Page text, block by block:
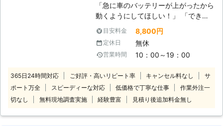
できます 車のバッテリーが上がって
しまったことに気づくのは、車を運転
しようとしたけれどうんともすんとも
動かないときです。実際に運転をしよ
うとしたその瞬間に気が付くので、時
間的に余裕がないことも多いでしょ
社クイックキャット」の出番です！弊
社は、24時間365日対応していま
す。毎日いつでもお客様のご依頼に備
「急に車のバッテリーが上がったから
動くようにしてほしい！」 「できる
だけ安く・早くジャンプスタートして
くれる業者を探している」 そんなと
きは株式会社ルミエールにお任せくだ
さい！ 車が動かないお客様のもとに
ジンがかかるようお手伝い！突然のバ
ッテリー上がりでお困りのところを解
決します。 国産乗用車の対応のみに
費無料の一律8,800円（税込）でお客
目安料金 8,800円
定休日 無休
営業時間 10：00～19：00
365日24時間対応 ご好評・高いリピート率 キャンセル料なし
サ
ポート万全
スピーディーな対応 低価格で丁寧な仕事
作業外注一
切なし
無料現地調査実施 経験豊富 見積り後追加料金無し